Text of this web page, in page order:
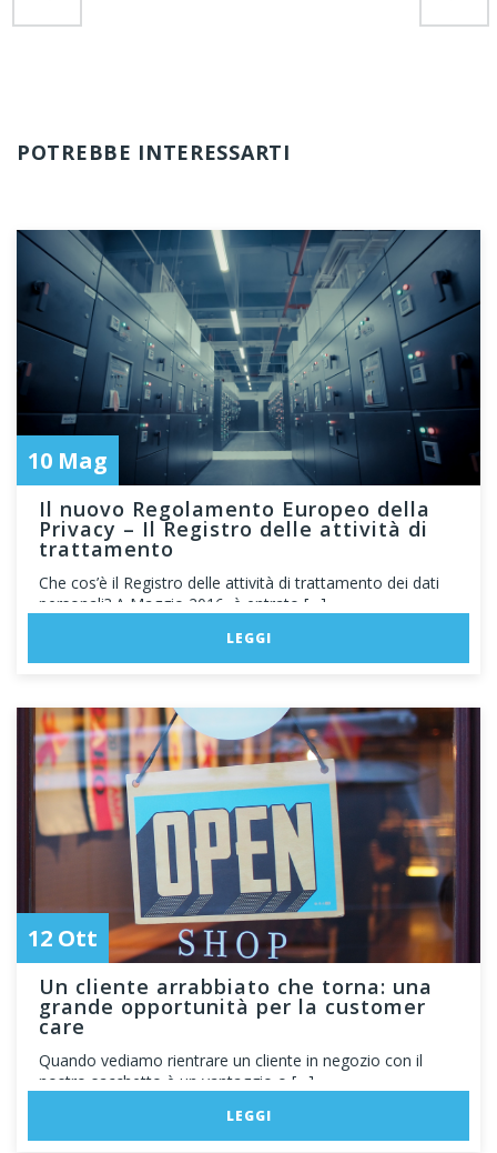
POTREBBE INTERESSARTI
10 Mag
Il nuovo Regolamento Europeo della
Privacy – Il Registro delle attività di
trattamento
Che cos’è il Registro delle attività di trattamento dei dati
personali? A Maggio 2016, è entrato […]
LEGGI
12 Ott
Un cliente arrabbiato che torna: una
grande opportunità per la customer
care
Quando vediamo rientrare un cliente in negozio con il
nostro sacchetto è un vantaggio o […]
LEGGI